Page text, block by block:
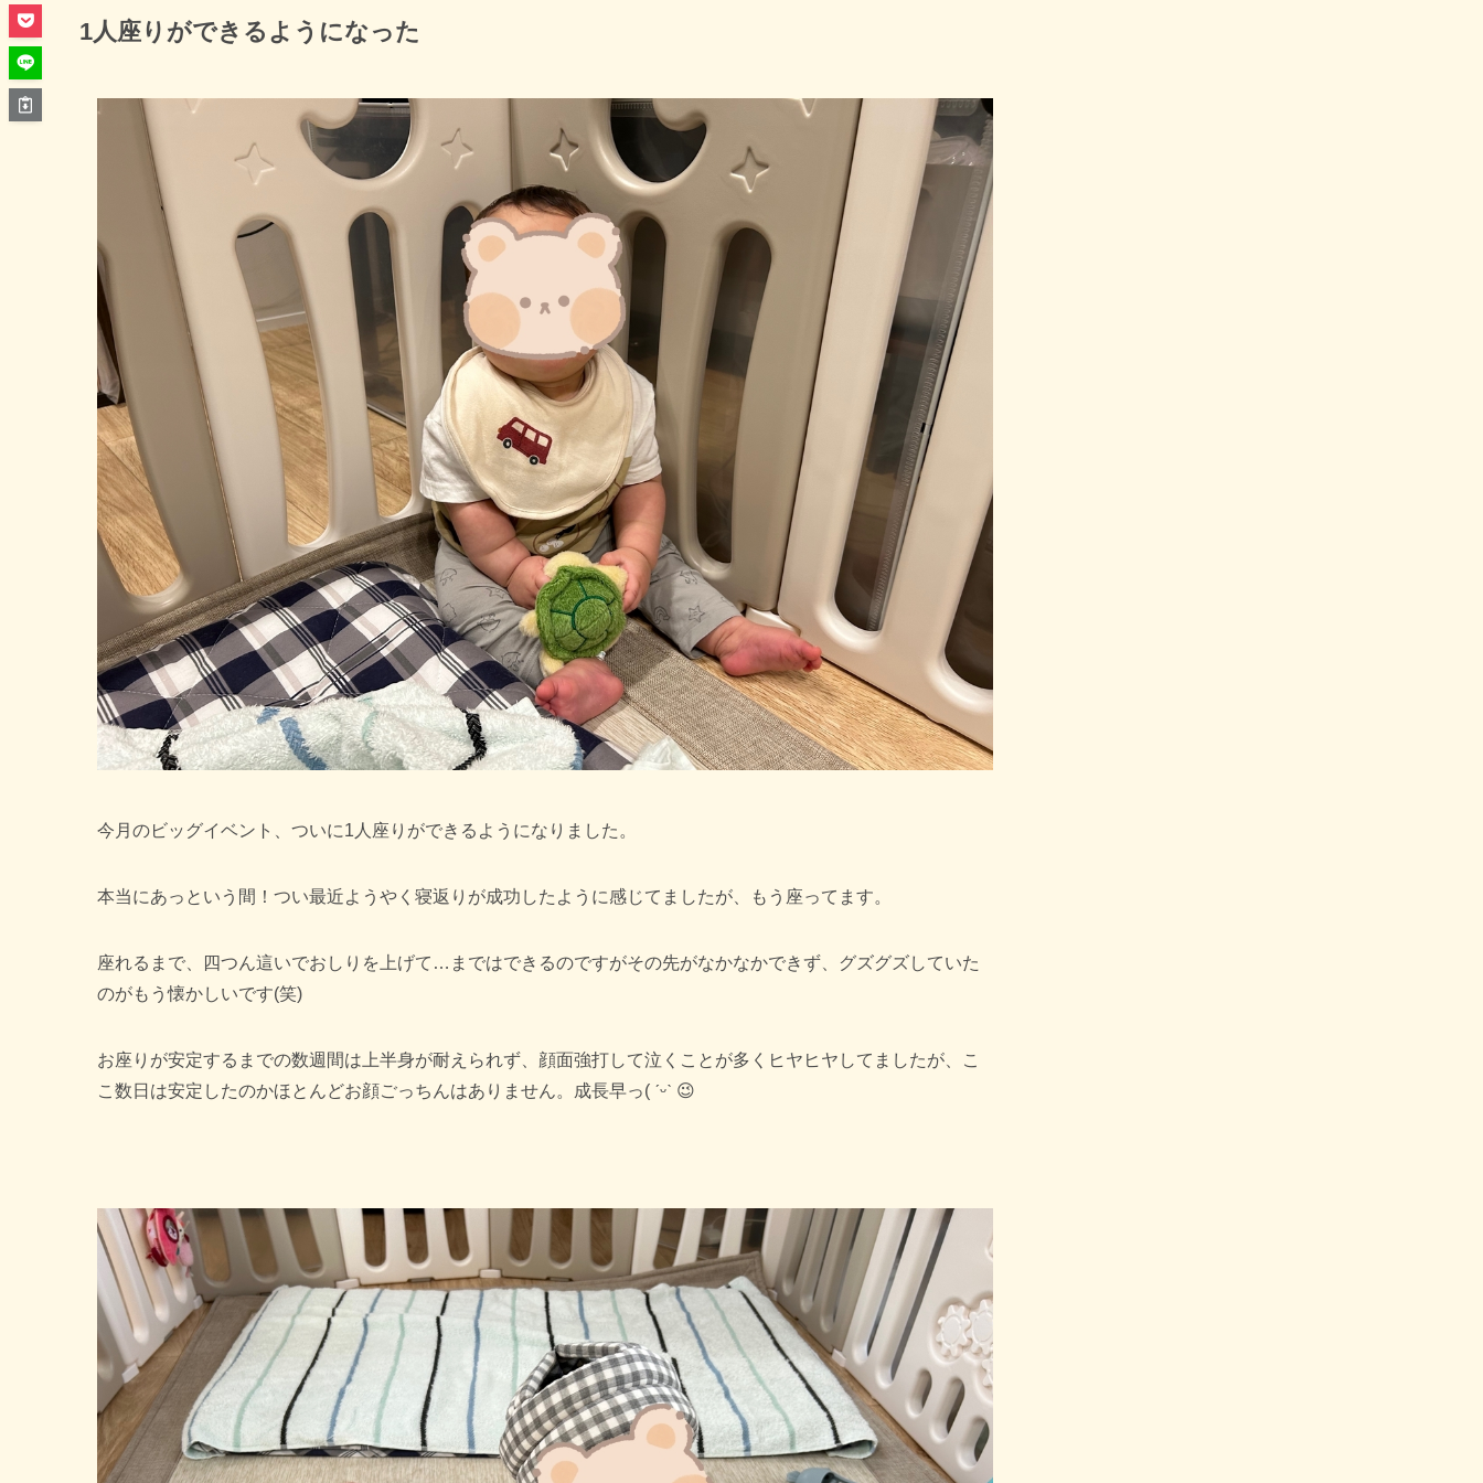
1人座りができるようになった
今月のビッグイベント、ついに1人座りができるようになりました。
本当にあっという間！つい最近ようやく寝返りが成功したように感じてましたが、もう座ってます。
座れるまで、四つん這いでおしりを上げて…まではできるのですがその先がなかなかできず、グズグズしていた
のがもう懐かしいです(笑)
お座りが安定するまでの数週間は上半身が耐えられず、顔面強打して泣くことが多くヒヤヒヤしてましたが、こ
こ数日は安定したのかほとんどお顔ごっちんはありません。成長早っ( ˊᵕˋ 😉